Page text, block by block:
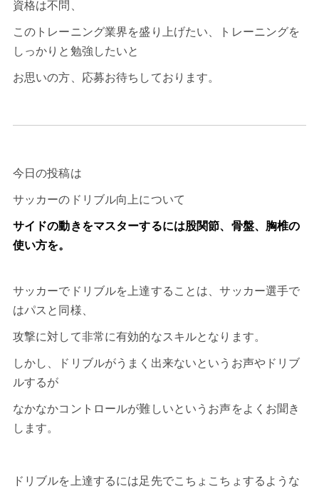
資格は不問、
このトレーニング業界を盛り上げたい、トレーニングを
しっかりと勉強したいと
お思いの方、応募お待ちしております。
今日の投稿は
サッカーのドリブル向上について
サイドの動きをマスターするには股関節、骨盤、胸椎の
使い方を。
サッカーでドリブルを上達することは、サッカー選手で
はパスと同様、
攻撃に対して非常に有効的なスキルとなります。
しかし、ドリブルがうまく出来ないというお声やドリブ
ルするが
なかなかコントロールが難しいというお声をよくお聞き
します。
ドリブルを上達するには足先でこちょこちょするような